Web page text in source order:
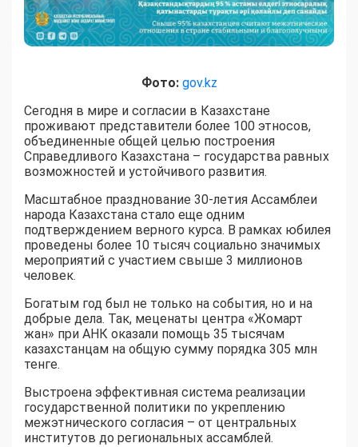
Фото: gov.kz
Сегодня в мире и согласии в Казахстане
проживают представители более 100 этносов,
объединенные общей целью построения
Справедливого Казахстана – государства равных
возможностей и устойчивого развития.
Масштабное празднование 30-летия Ассамблеи
народа Казахстана стало еще одним
подтверждением верного курса. В рамках юбилея
проведены более 10 тысяч социально значимых
мероприятий с участием свыше 3 миллионов
человек.
Богатым год был не только на события, но и на
добрые дела. Так, меценаты центра «Жомарт
жан» при АНК оказали помощь 35 тысячам
казахстанцам на общую сумму порядка 305 млн
тенге.
Выстроена эффективная система реализации
государственной политики по укреплению
межэтнического согласия – от центральных
институтов до региональных ассамблей.